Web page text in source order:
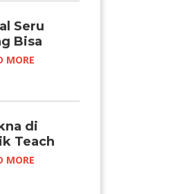
Seru
Bisa
MORE
di
Teach
a Lesson:
MORE